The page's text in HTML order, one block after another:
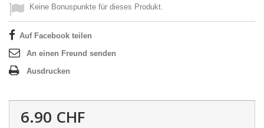
Keine Bonuspunkte für dieses Produkt.
Auf Facebook teilen
An einen Freund senden
Ausdrucken
6.90 CHF